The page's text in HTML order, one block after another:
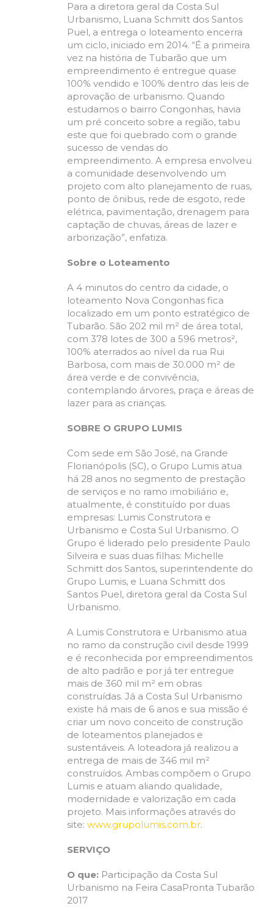
Para a diretora geral da Costa Sul
Urbanismo, Luana Schmitt dos Santos
Puel, a entrega o loteamento encerra
um ciclo, iniciado em 2014. “É a primeira
vez na história de Tubarão que um
empreendimento é entregue quase
100% vendido e 100% dentro das leis de
aprovação de urbanismo. Quando
estudamos o bairro Congonhas, havia
um pré conceito sobre a região, tabu
este que foi quebrado com o grande
sucesso de vendas do
empreendimento. A empresa envolveu
a comunidade desenvolvendo um
projeto com alto planejamento de ruas,
ponto de ônibus, rede de esgoto, rede
elétrica, pavimentação, drenagem para
captação de chuvas, áreas de lazer e
arborização”, enfatiza.
Sobre o Loteamento
A 4 minutos do centro da cidade, o
loteamento Nova Congonhas fica
localizado em um ponto estratégico de
Tubarão. São 202 mil m² de área total,
com 378 lotes de 300 a 596 metros²,
100% aterrados ao nível da rua Rui
Barbosa, com mais de 30.000 m² de
área verde e de convivência,
contemplando árvores, praça e áreas de
lazer para as crianças.
SOBRE O GRUPO LUMIS
Com sede em São José, na Grande
Florianópolis (SC), o Grupo Lumis atua
há 28 anos no segmento de prestação
de serviços e no ramo imobiliário e,
atualmente, é constituído por duas
empresas: Lumis Construtora e
Urbanismo e Costa Sul Urbanismo. O
Grupo é liderado pelo presidente Paulo
Silveira e suas duas filhas: Michelle
Schmitt dos Santos, superintendente do
Grupo Lumis, e Luana Schmitt dos
Santos Puel, diretora geral da Costa Sul
Urbanismo.
A Lumis Construtora e Urbanismo atua
no ramo da construção civil desde 1999
e é reconhecida por empreendimentos
de alto padrão e por já ter entregue
mais de 360 mil m² em obras
construídas. Já a Costa Sul Urbanismo
existe há mais de 6 anos e sua missão é
criar um novo conceito de construção
de loteamentos planejados e
sustentáveis. A loteadora já realizou a
entrega de mais de 346 mil m²
construídos. Ambas compõem o Grupo
Lumis e atuam aliando qualidade,
modernidade e valorização em cada
projeto. Mais informações através do
site: www.grupolumis.com.br.
SERVIÇO
O que: Participação da Costa Sul
Urbanismo na Feira CasaPronta Tubarão
2017